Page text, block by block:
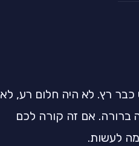
כבר רץ. לא היה חלום רע, לא
ברורה. אם זה קורה לכם
מה לעשות.